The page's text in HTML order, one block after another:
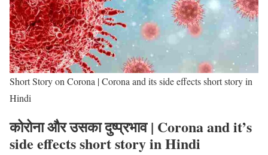
Short Story on Corona | Corona and its side effects short story in
Hindi
कोरोना और उसका दुष्प्रभाव | Corona and it’s
side effects short story in Hindi